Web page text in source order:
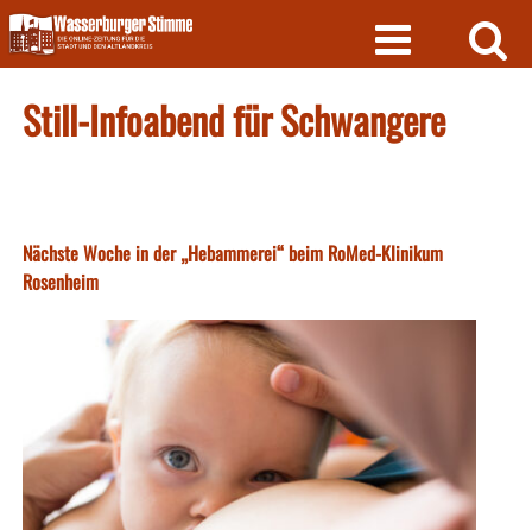
Skip
to
content
Still-Infoabend für Schwangere
Nächste Woche in der „Hebammerei“ beim RoMed-Klinikum
Rosenheim